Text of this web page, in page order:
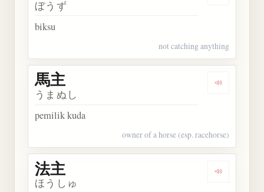
ぼうず
biksu
not catching anything
Dengarkan
馬主
うまぬし
pemilik kuda
owner of a horse (esp. racehorse)
Dengarkan
法主
ほうしゅ